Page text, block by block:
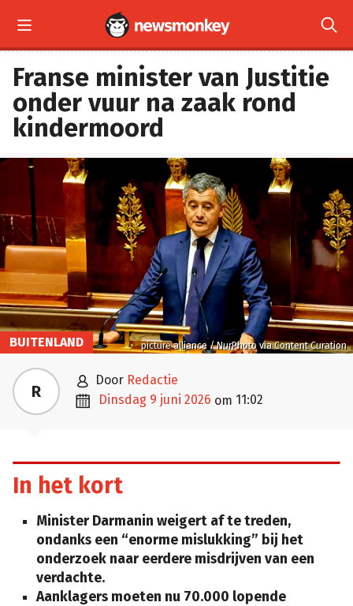
 
Franse minister van Justitie
onder vuur na zaak rond
kindermoord
picture alliance / NurPhoto via Content Curation
BUITENLAND
R  door Redactie
 dinsdag 9 juni 2026 om 11:02
In het kort
Minister Darmanin weigert af te treden,
ondanks een “enorme mislukking” bij het
onderzoek naar eerdere misdrijven van een
verdachte.
Aanklagers moeten nu 70.000 lopende